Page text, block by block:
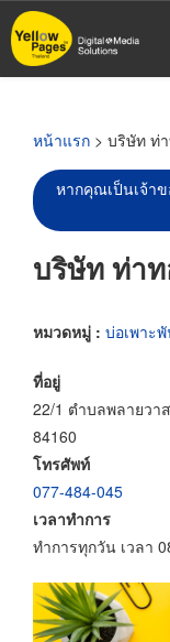
ข้าม
ไป
หน้าแรก > บริษัท ท่
หากคุณเป็นเจ้า
บริษัท ท่า
หมวดหมู่ : บ่อเพาะ
ที่อยู่
22/1 ตำบลพลายวา
84160
โทรศัพท์
077-484-045
เวลาทำการ
ทำการทุกวัน เวลา